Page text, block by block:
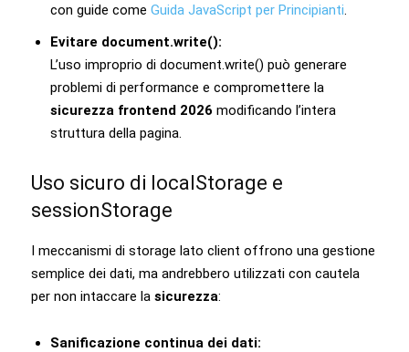
con guide come Guida JavaScript per Principianti
Evitare document.write():
L’uso improprio di document.write() può generare
problemi di performance e compromettere la
sicurezza frontend 2026 modificando l’intera
struttura della pagina.
Uso sicuro di localStorage e
sessionStorage
I meccanismi di storage lato client offrono una gestione
semplice dei dati, ma andrebbero utilizzati con cautela
per non intaccare la sicurezza:
Sanificazione continua dei dati: